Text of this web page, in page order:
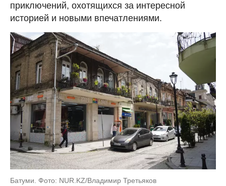
приключений, охотящихся за интересной
историей и новыми впечатлениями.
Батуми. Фото: NUR.KZ/Владимир Третьяков